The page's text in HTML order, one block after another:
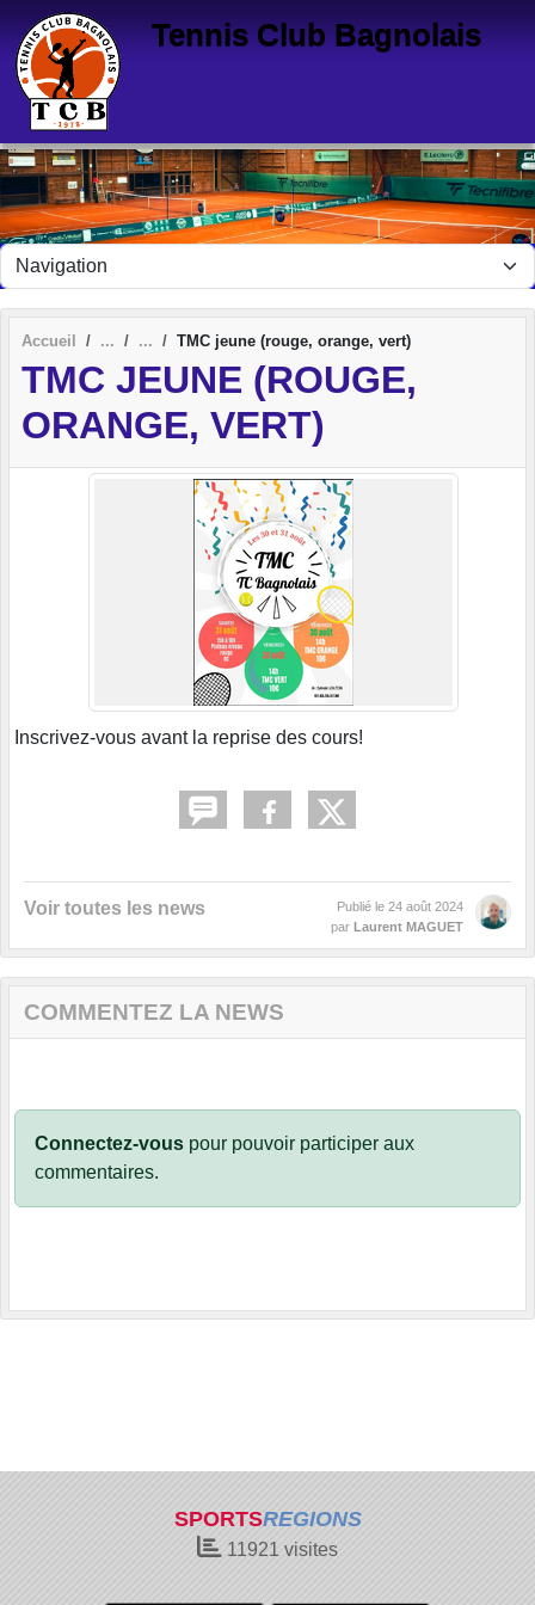
Tennis Club Bagnolais
Accueil TMC jeune (rouge, orange, vert)
TMC JEUNE (ROUGE,
ORANGE, VERT)
Inscrivez-vous avant la reprise des cours!
Voir toutes les news Publié le 24 août 2024
par Laurent MAGUET
COMMENTEZ LA NEWS
Connectez-vous pour pouvoir participer aux
commentaires.
SPORTSREGIONS
11921 visites
Panneau de gestion des cookies